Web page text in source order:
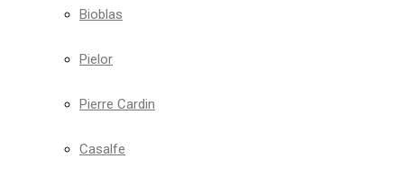
Bioblas
Pielor
Pierre Cardin
Casalfe